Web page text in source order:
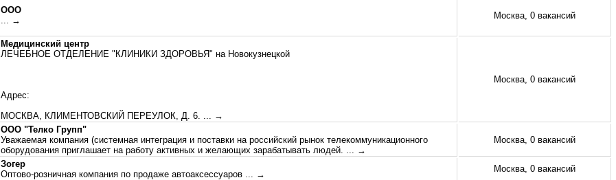
ООО
... →
Москва, 0 вакансий
Медицинский центр
ЛЕЧЕБНОЕ ОТДЕЛЕНИЕ "КЛИНИКИ ЗДОРОВЬЯ" на Новокузнецкой
Адрес:
МОСКВА, КЛИМЕНТОВСКИЙ ПЕРЕУЛОК, Д. 6.
... →
Москва, 0 вакансий
ООО "Телко Групп"
Уважаемая компания (системная интеграция и поставки на российский рынок телекоммуникационного
оборудования приглашает на работу активных и желающих зарабатывать людей.
... →
Москва, 0 вакансий
Зогер
Оптово-розничная компания по продаже автоаксессуаров
... →
Москва, 0 вакансий